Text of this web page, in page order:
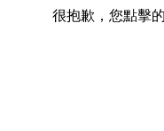
很抱歉，您點擊